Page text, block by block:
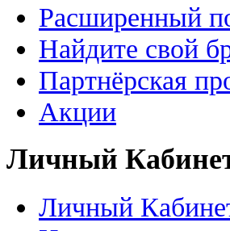
Расширенный
Найдите свой
Партнёрская
Акции
Личный
Личный